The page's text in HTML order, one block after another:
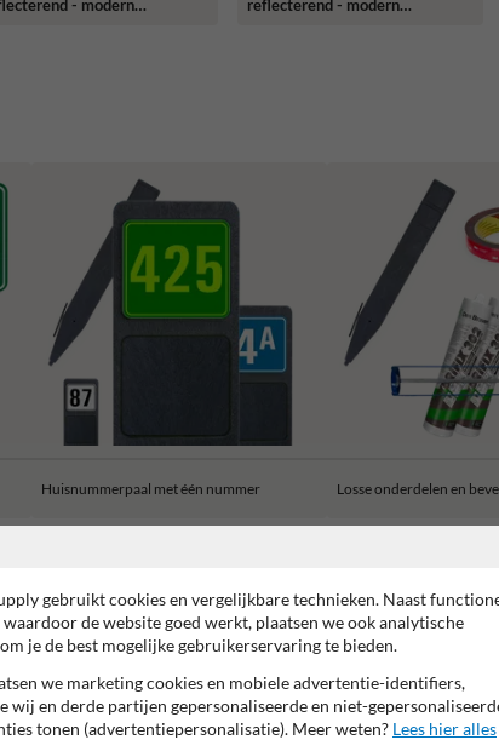
- modern
reflecterend - modern
Huisnummerpaal met één nummer Losse onderdelen en
op reflecterende folie Anti-graffiti laminaat 99%
gebruikt cookies en vergelijkbare technieken. Naast
waardoor de website goed werkt, plaatsen we ook analytische
je de best mogelijke gebruikerservaring te bieden.
we marketing cookies en mobiele advertentie-identifiers,
wij en derde partijen gepersonaliseerde en niet-
tonen (advertentiepersonalisatie). Meer weten? Lees hier alles